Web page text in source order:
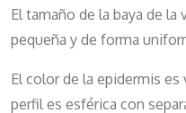
El tamaño de la baya de la
pequeña y de forma
El color de la epidermis
perfil es esférica con